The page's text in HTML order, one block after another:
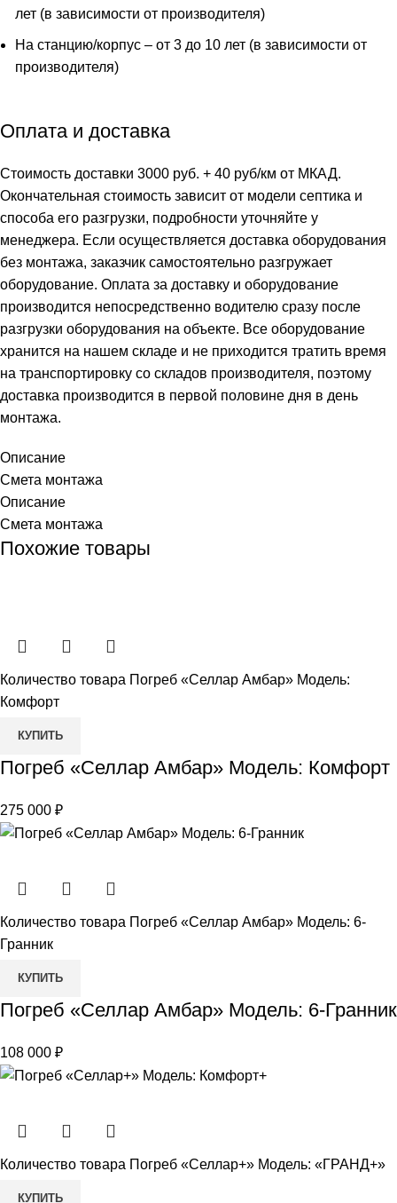
лет (в зависимости от производителя)
На станцию/корпус – от 3 до 10 лет (в зависимости от
производителя)
Оплата и доставка
Стоимость доставки 3000 руб. + 40 руб/км от МКАД.
Окончательная стоимость зависит от модели септика и
способа его разгрузки, подробности уточняйте у
менеджера. Если осуществляется доставка оборудования
без монтажа, заказчик самостоятельно разгружает
оборудование. Оплата за доставку и оборудование
производится непосредственно водителю сразу после
разгрузки оборудования на объекте. Все оборудование
хранится на нашем складе и не приходится тратить время
на транспортировку со складов производителя, поэтому
доставка производится в первой половине дня в день
монтажа.
Описание
Смета монтажа
Описание
Смета монтажа
Похожие товары
Количество товара Погреб «Селлар Амбар» Модель:
Комфорт
КУПИТЬ
Погреб «Селлар Амбар» Модель: Комфорт
275 000 ₽
Количество товара Погреб «Селлар Амбар» Модель: 6-
Гранник
КУПИТЬ
Погреб «Селлар Амбар» Модель: 6-Гранник
108 000 ₽
Количество товара Погреб «Селлар+» Модель: «ГРАНД+»
КУПИТЬ